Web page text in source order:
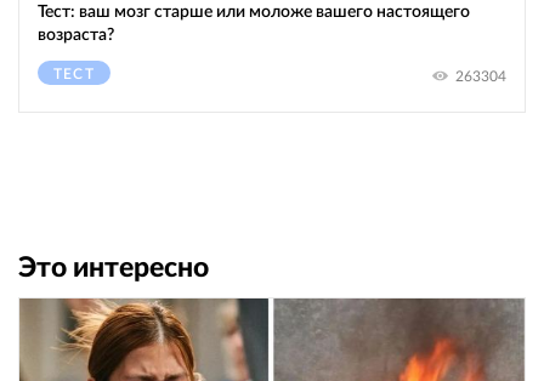
Тест: ваш мозг старше или моложе вашего настоящего
возраста?
ТЕСТ 263304
Это интересно